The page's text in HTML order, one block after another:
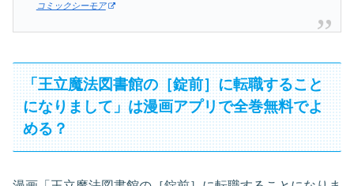
コミックシーモア
「王立魔法図書館の［錠前］に転職すること
になりまして」は漫画アプリで全巻無料でよ
める？